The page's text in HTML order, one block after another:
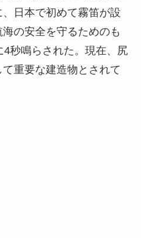
日本で初めて霧笛が設
の安全を守るためのも
秒鳴らされた。現在、尻
重要な建造物とされて